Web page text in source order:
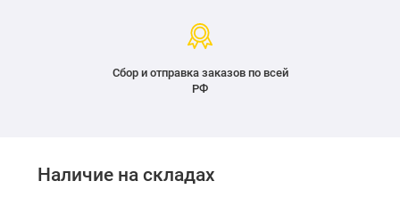
Сбор и отправка заказов по всей
РФ
Наличие на складах